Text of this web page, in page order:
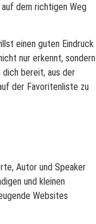
dem richtigen Weg
einen guten Eindruck
nur erkennt, sondern
dich bereit, aus der
der Favoritenliste zu
Autor und Speaker
und kleinen
Websites